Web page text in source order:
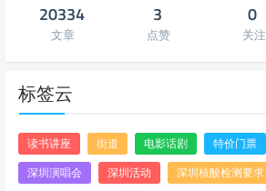
20334
文章
3
点赞
0
关注
标签云
读书讲座 街道 电影话剧 特价门票
深圳演唱会
深圳活动 深圳核酸检测要求